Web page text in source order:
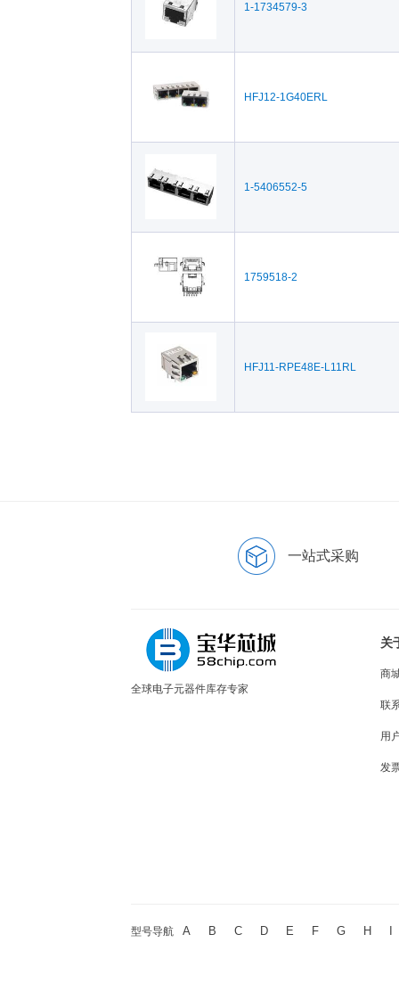
1-1734579-3
HFJ12-1G40ERL
1-5406552-5
1759518-2
HFJ11-RPE48E-L11RL
一站式采购
全球电子元器件库存专家
关
商
联
用
发
型号导航 A B C D E F G H